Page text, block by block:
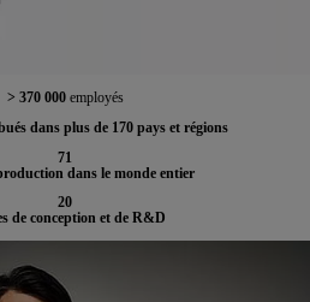
> 370 000 employés
dans plus de 170 pays et régions
71
dans le monde entier
20
de conception et de R&D